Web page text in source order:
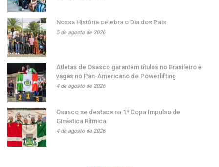
Nossa História celebra o Dia dos Pais
5 de agosto de 2026
Atletas de Osasco garantem títulos no Brasileiro e
vagas no Pan-Americano de Powerlifting
4 de agosto de 2026
Osasco se destaca na 1ª Copa Impulso de
Ginástica Rítmica
4 de agosto de 2026